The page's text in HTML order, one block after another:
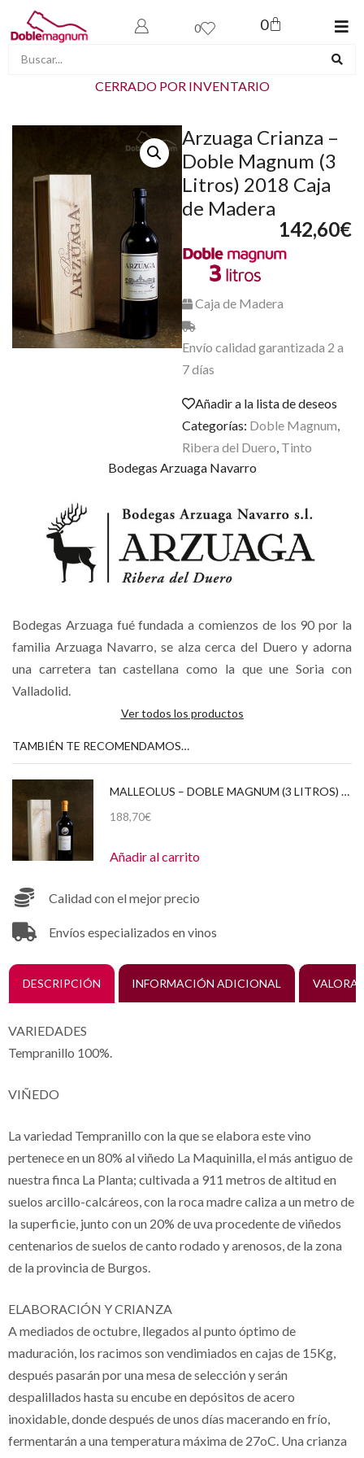
0 0
CERRADO POR INVENTARIO
Arzuaga Crianza –
Doble Magnum (3
Litros) 2018 Caja
de Madera
142,60€
Caja de Madera
Envío calidad garantizada 2 a
7 días
Añadir a la lista de deseos
Categorías: Doble Magnum,
Ribera del Duero, Tinto
Bodegas Arzuaga Navarro
Bodegas Arzuaga fué fundada a comienzos de los 90 por la
familia Arzuaga Navarro, se alza cerca del Duero y adorna
una carretera tan castellana como la que une Soria con
Valladolid.
Ver todos los productos
TAMBIÉN TE RECOMENDAMOS…
MALLEOLUS – DOBLE MAGNUM (3 LITROS) 2021 CAJA DE MADERA
188,70€
Añadir al carrito
Calidad con el mejor precio
Envíos especializados en vinos
DESCRIPCIÓN INFORMACIÓN ADICIONAL
VARIEDADES
Tempranillo 100%.
VIÑEDO
La variedad Tempranillo con la que se elabora este vino
pertenece en un 80% al viñedo La Maquinilla, el más antiguo de
nuestra finca La Planta; cultivada a 911 metros de altitud en
suelos arcillo-calcáreos, con la roca madre caliza a un metro de
la superficie, junto con un 20% de uva procedente de viñedos
centenarios de suelos de canto rodado y arenosos, de la zona
de la provincia de Burgos.
ELABORACIÓN Y CRIANZA
A mediados de octubre, llegados al punto óptimo de
maduración, los racimos son vendimiados en cajas de 15Kg,
después pasarán por una mesa de selección y serán
despalillados hasta su encube en depósitos de acero
inoxidable, donde después de unos días macerando en frío,
fermentarán a una temperatura máxima de 27oC. Una crianza